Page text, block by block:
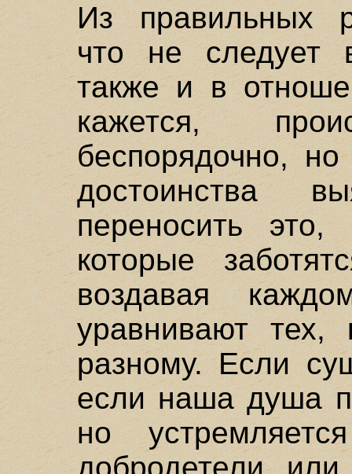
Из правильных
что не следует
также и в
кажется,
беспорядочно,
достоинства
переносить
которые
воздавая
уравнивают
разному. Если
если наша душа
но